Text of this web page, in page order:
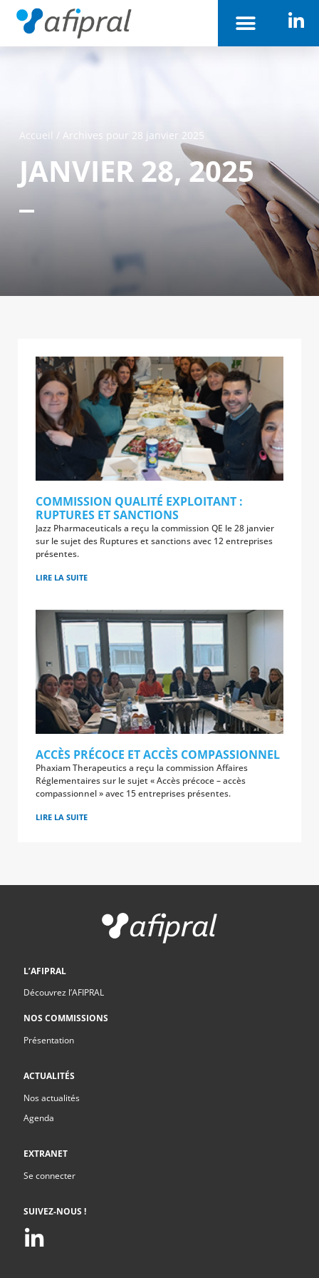
Accueil / Archives pour 28 janvier 2025
JANVIER 28, 2025
COMMISSION QUALITÉ EXPLOITANT :
RUPTURES ET SANCTIONS
Jazz Pharmaceuticals a reçu la commission QE le 28 janvier
sur le sujet des Ruptures et sanctions avec 12 entreprises
présentes.
LIRE LA SUITE
ACCÈS PRÉCOCE ET ACCÈS COMPASSIONNEL
Phaxiam Therapeutics a reçu la commission Affaires
Réglementaires sur le sujet « Accès précoce – accès
compassionnel » avec 15 entreprises présentes.
LIRE LA SUITE
L’AFIPRAL
Découvrez l’AFIPRAL
NOS COMMISSIONS
Présentation
ACTUALITÉS
Nos actualités
Agenda
EXTRANET
Se connecter
SUIVEZ-NOUS !